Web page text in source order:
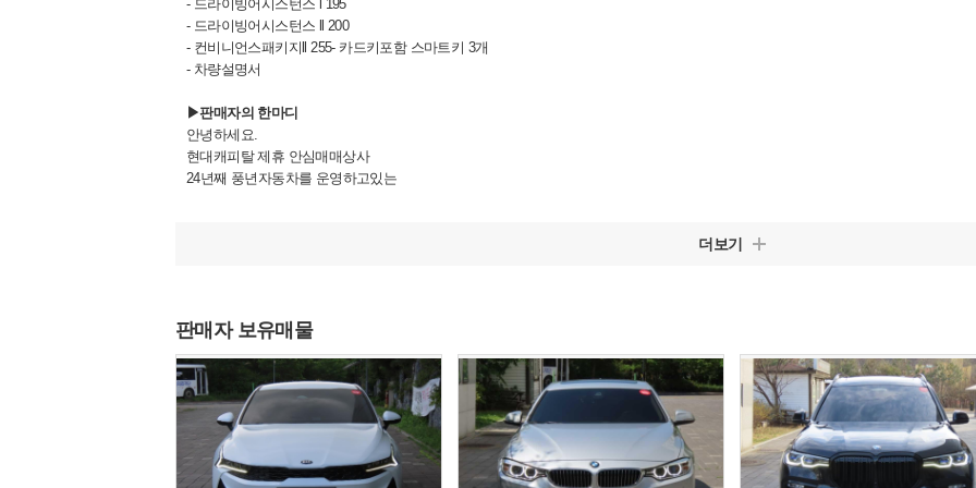
- 드라이빙어시스턴스 l 195
- 드라이빙어시스턴스 ll 200
- 컨비니언스패키지ll 255- 카드키포함 스마트키 3개
- 차량설명서
▶판매자의 한마디
안녕하세요.
현대캐피탈 제휴 안심매매상사
24년째 풍년자동차를 운영하고있는
알려드립니다
저희 풍년자동차는
박리다매 판매 및
전국 가격경쟁으로 인해,
시세대비 저렴하게 판매중입니다.
따라서 중고차 구매시,
정찰제 원칙으로 진행됨을 알려드립니다.
더보기
판매자 보유매물